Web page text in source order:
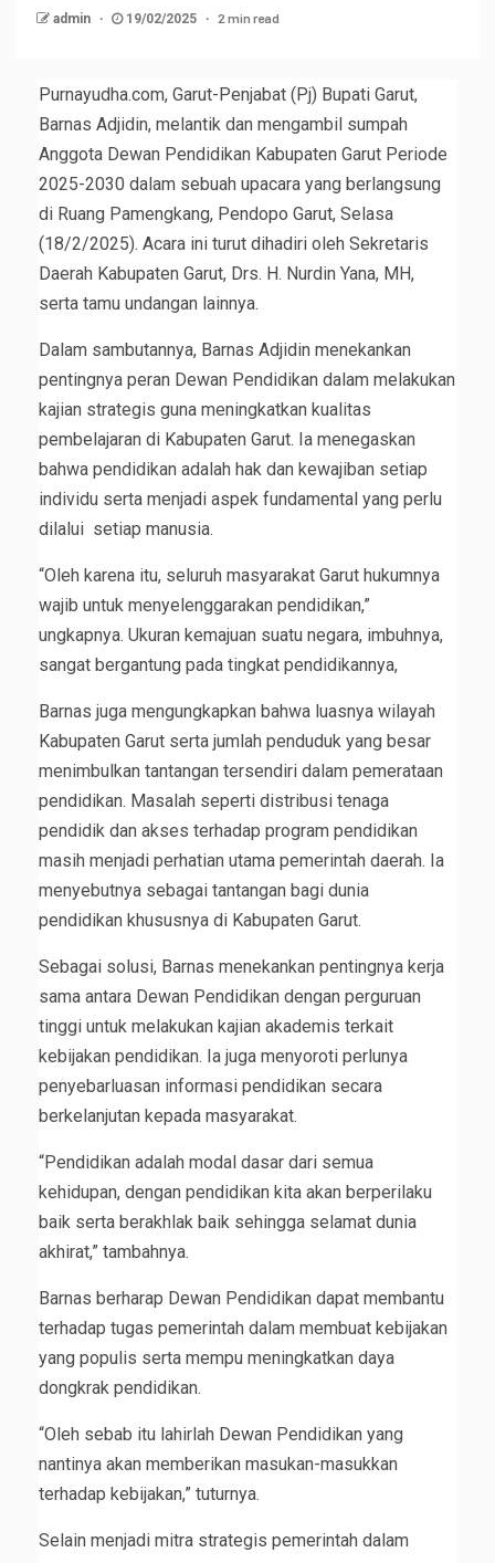
admin 19/02/2025 2 min read
Purnayudha.com, Garut-Penjabat (Pj) Bupati Garut,
Barnas Adjidin, melantik dan mengambil sumpah
Anggota Dewan Pendidikan Kabupaten Garut Periode
2025-2030 dalam sebuah upacara yang berlangsung
di Ruang Pamengkang, Pendopo Garut, Selasa
(18/2/2025). Acara ini turut dihadiri oleh Sekretaris
Daerah Kabupaten Garut, Drs. H. Nurdin Yana, MH,
serta tamu undangan lainnya.
Dalam sambutannya, Barnas Adjidin menekankan
pentingnya peran Dewan Pendidikan dalam melakukan
kajian strategis guna meningkatkan kualitas
pembelajaran di Kabupaten Garut. Ia menegaskan
bahwa pendidikan adalah hak dan kewajiban setiap
individu serta menjadi aspek fundamental yang perlu
dilalui setiap manusia.
“Oleh karena itu, seluruh masyarakat Garut hukumnya
wajib untuk menyelenggarakan pendidikan,”
ungkapnya. Ukuran kemajuan suatu negara, imbuhnya,
sangat bergantung pada tingkat pendidikannya,
Barnas juga mengungkapkan bahwa luasnya wilayah
Kabupaten Garut serta jumlah penduduk yang besar
menimbulkan tantangan tersendiri dalam pemerataan
pendidikan. Masalah seperti distribusi tenaga
pendidik dan akses terhadap program pendidikan
masih menjadi perhatian utama pemerintah daerah. Ia
menyebutnya sebagai tantangan bagi dunia
pendidikan khususnya di Kabupaten Garut.
Sebagai solusi, Barnas menekankan pentingnya kerja
sama antara Dewan Pendidikan dengan perguruan
tinggi untuk melakukan kajian akademis terkait
kebijakan pendidikan. Ia juga menyoroti perlunya
penyebarluasan informasi pendidikan secara
berkelanjutan kepada masyarakat.
“Pendidikan adalah modal dasar dari semua
kehidupan, dengan pendidikan kita akan berperilaku
baik serta berakhlak baik sehingga selamat dunia
akhirat,” tambahnya.
Barnas berharap Dewan Pendidikan dapat membantu
terhadap tugas pemerintah dalam membuat kebijakan
yang populis serta mempu meningkatkan daya
dongkrak pendidikan.
“Oleh sebab itu lahirlah Dewan Pendidikan yang
nantinya akan memberikan masukan-masukkan
terhadap kebijakan,” tuturnya.
Selain menjadi mitra strategis pemerintah dalam